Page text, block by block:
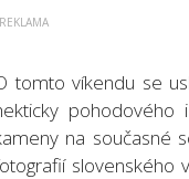
tomto víkendu se
pohodového
na současné
slovenského